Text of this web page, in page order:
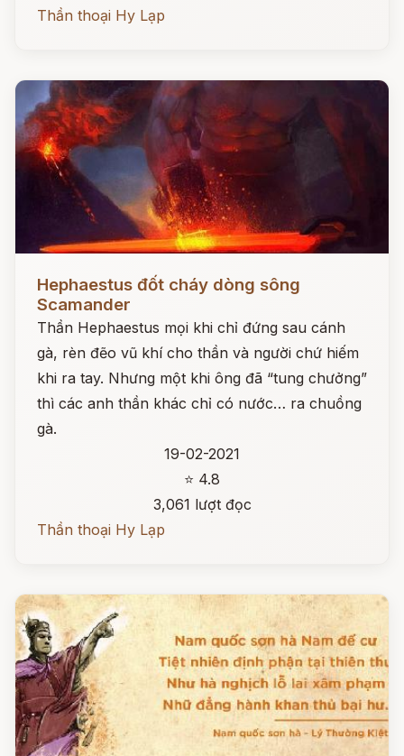
Thần thoại Hy Lạp
Hephaestus đốt cháy dòng sông
Scamander
Thần Hephaestus mọi khi chỉ đứng sau cánh
gà, rèn đẽo vũ khí cho thần và người chứ hiếm
khi ra tay. Nhưng một khi ông đã “tung chưởng”
thì các anh thần khác chỉ có nước… ra chuồng
gà.
19-02-2021
⭐ 4.8
3,061 lượt đọc
Thần thoại Hy Lạp